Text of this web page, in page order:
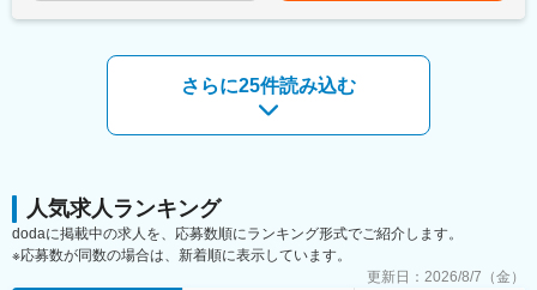
支店により薬剤師・医療事務合計10名の店舗での配属予定もあり
高知県内を代表を中心に13店舗開設し、医療サービスを薬局事業
援薬局」として、患者様や地域の皆様の健康をサポートしており
ます。
さらに25件読み込む
人気求人ランキング
dodaに掲載中の求人を、応募数順にランキング形式でご紹介します。
※応募数が同数の場合は、新着順に表示しています。
更新日： 2026/8/7（金）